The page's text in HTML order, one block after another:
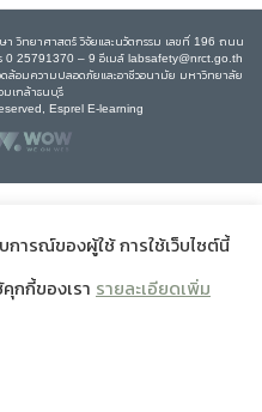
า วิทยาศาสตร์ วิจัยและนวัตกรรม เลขที่ 196 ถนน
0 25791370 – 9 อีเมล์ labsafety@nrct.go.th
อมความปลอดภัยและอาชีวอนามัย มหาวิทยาลัย
มเกล้าธนบุรี
Esprel E-learning
การณ์ของผู้ใช้ การใช้เว็บไซต์นี้
กกี้ของเรา รายละเอียดเพิ่ม